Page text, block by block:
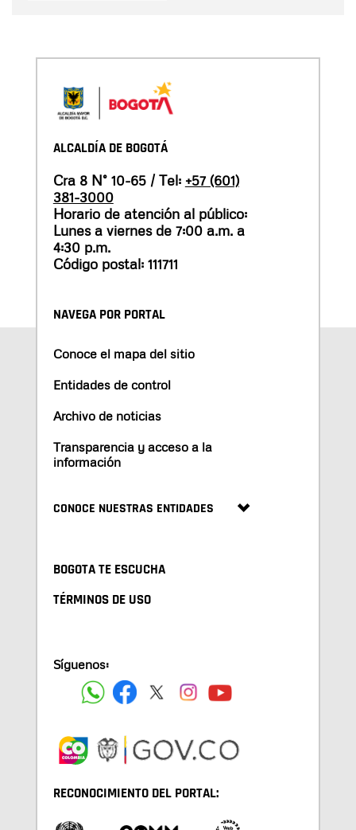
ALCALDÍA DE BOGOTÁ
Cra 8 N° 10-65 / Tel: +57 (601)
381-3000
Horario de atención al público:
Lunes a viernes de 7:00 a.m. a
4:30 p.m.
Código postal: 111711
NAVEGA POR PORTAL
Conoce el mapa del sitio
Entidades de control
Archivo de noticias
Transparencia y acceso a la
información
CONOCE NUESTRAS ENTIDADES
BOGOTA TE ESCUCHA
TÉRMINOS DE USO
Síguenos:
RECONOCIMIENTO DEL PORTAL: